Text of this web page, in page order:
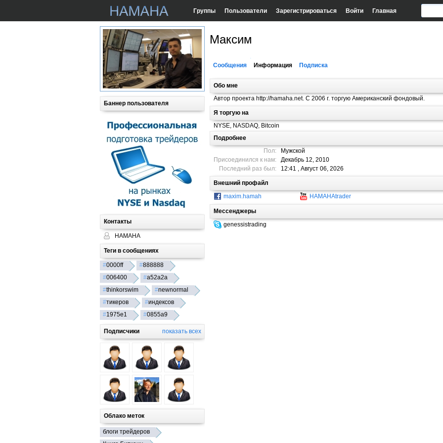
Группы Пользователи Зарегистрироваться Войти Главная
Баннер пользователя
Контакты
HAMAHA
Теги в сообщениях
#0000ff #888888
#006400 #a52a2a
#thinkorswim #newnormal
#тикеров #индексов
#1975e1 #0855a9
Подписчики показать всех
Облако меток
блоги трейдеров
Максим
Сообщения Информация Подписка
Обо мне
Автор проекта http://hamaha.net. С 2006 г. торгую Американский фондовый.
Я торгую на
NYSE, NASDAQ, Bitcoin
Подробнее
Пол:
Мужской
Присоединился к нам:
Декабрь 12, 2010
Последний раз был:
12:41 , Август 06, 2026
Внешний профайл
maxim.hamah
HAMAHAtrader
Мессенджеры
genessistrading